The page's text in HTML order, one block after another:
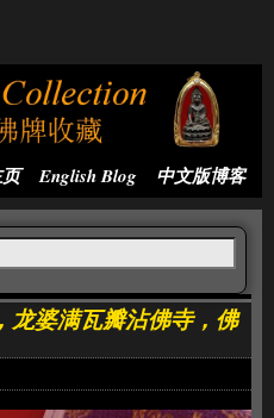
English Blog 中文版博客
龙婆满瓦瓣沾佛寺，佛